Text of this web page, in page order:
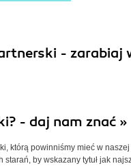
- zarabiaj
- daj nam znać »
którą powinniśmy mieć w
starań, by wskazany tytuł jak